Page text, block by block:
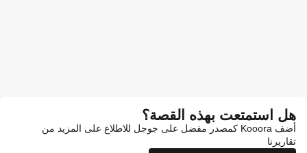
هل استمتعت بهذه القصة؟
أضف Kooora كمصدر مفضل على جوجل للاطلاع على المزيد من
تقاريرنا